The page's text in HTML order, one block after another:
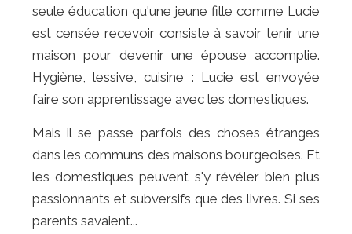
seule éducation qu'une jeune fille comme Lucie
est censée recevoir consiste à savoir tenir une
maison pour devenir une épouse accomplie.
Hygiène, lessive, cuisine : Lucie est envoyée
faire son apprentissage avec les domestiques.
Mais il se passe parfois des choses étranges
dans les communs des maisons bourgeoises. Et
les domestiques peuvent s'y révéler bien plus
passionnants et subversifs que des livres. Si ses
parents savaient...